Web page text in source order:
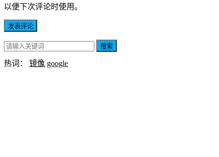
以便下次评论时使用。
搜索
热词： 镜像 google